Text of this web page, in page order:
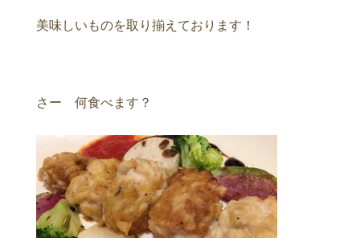
美味しいものを取り揃えております！
さー 何食べます？